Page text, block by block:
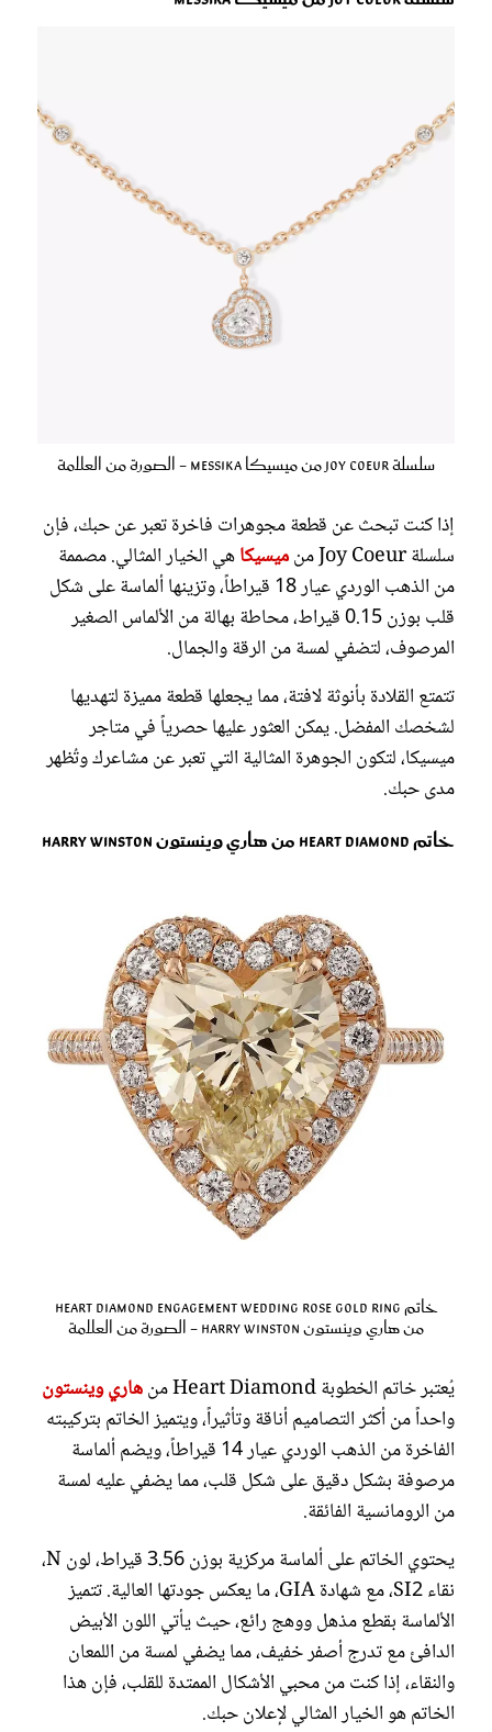
سلسلة Joy Coeur من ميسيكا Messika - الصورة من العلامة
إذا كنت تبحث عن قطعة مجوهرات فاخرة تعبر عن حبك، فإن
سلسلة Joy Coeur من
ميسيكاهي الخيار المثالي. مصممة
من الذهب الوردي عيار 18 قيراطاً، وتزينها ألماسة على شكل
قلب بوزن 0.15 قيراط، محاطة بهالة من الألماس الصغير
المرصوف، لتضفي لمسة من الرقة والجمال.
تتمتع القلادة بأنوثة لافتة، مما يجعلها قطعة مميزة لتهديها
لشخصك المفضل. يمكن العثور عليها حصرياً في متاجر
ميسيكا، لتكون الجوهرة المثالية التي تعبر عن مشاعرك وتُظهر
مدى حبك.
خاتم Heart Diamond من هاري وينستون Harry Winston
خاتم Heart Diamond Engagement Wedding Rose Gold Ring
من هاري وينستون Harry Winston - الصورة من العلامة
يُعتبر خاتم الخطوبة Heart Diamond من
هاري وينستون
واحداً من أكثر التصاميم أناقة وتأثيراً، ويتميز الخاتم بتركيبته
الفاخرة من الذهب الوردي عيار 14 قيراطاً، ويضم ألماسة
مرصوفة بشكل دقيق على شكل قلب، مما يضفي عليه لمسة
من الرومانسية الفائقة.
يحتوي الخاتم على ألماسة مركزية بوزن 3.56 قيراط، لون N،
نقاء SI2، مع شهادة GIA، ما يعكس جودتها العالية. تتميز
الألماسة بقطع مذهل ووهج رائع، حيث يأتي اللون الأبيض
الدافئ مع تدرج أصفر خفيف، مما يضفي لمسة من اللمعان
والنقاء، إذا كنت من محبي الأشكال الممتدة للقلب، فإن هذا
الخاتم هو الخيار المثالي لإعلان حبك.